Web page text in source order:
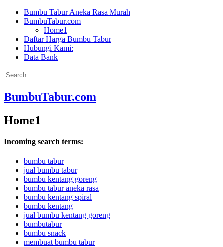
Bumbu Tabur Aneka Rasa Murah
BumbuTabur.com
Home1
Daftar Harga Bumbu Tabur
Hubungi Kami:
Data Bank
BumbuTabur.com
Home1
Incoming search terms:
bumbu tabur
jual bumbu tabur
bumbu kentang goreng
bumbu tabur aneka rasa
bumbu kentang spiral
bumbu kentang
jual bumbu kentang goreng
bumbutabur
bumbu snack
membuat bumbu tabur